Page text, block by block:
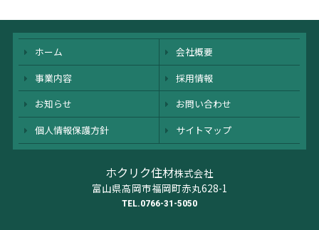
ホーム
会社概要
事業内容
採用情報
お知らせ
お問い合わせ
個人情報保護方針
サイトマップ
ホクリク住材株式会社
富山県高岡市福岡町赤丸628-1
TEL.0766-31-5050